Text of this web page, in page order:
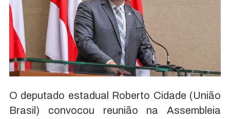
O deputado estadual Roberto Cidade (União
Brasil) convocou reunião na Assembleia